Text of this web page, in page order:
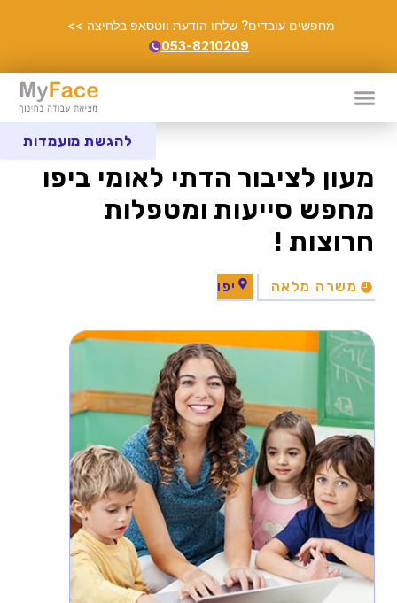
מחפשים עובדים? שלחו הודעת ווטסאפ בלחיצה >>
053-8210209
מעון לציבור הדתי לאומי ביפו
מחפש סייעות ומטפלות
חרוצות !
משרה מלאה יפו
להגשת מועמדות